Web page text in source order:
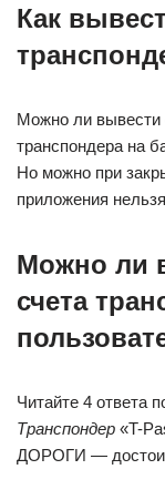
Как
Можно ли вывести
транспондера на
Но можно при
приложения
Можно ли
счета
Читайте 4 ответа
Транспондер «T-
ДОРОГИ —